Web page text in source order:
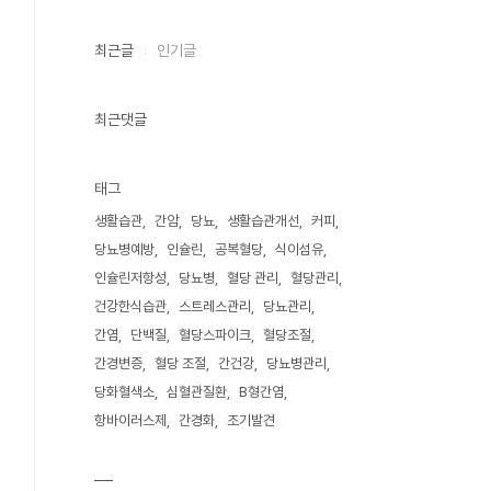
최근글 인기글
최근댓글
태그
생활습관 간암 당뇨 생활습관개선
커피
당뇨병예방
인슐린 공복혈당
식이섬유
인슐린저항성
당뇨병 혈당 관리
혈당관리
건강한식습관
스트레스관리
당뇨관리
간염
단백질 혈당스파이크
혈당조절
간경변증
혈당 조절 간건강
당뇨병관리
당화혈색소
심혈관질환
B형간염
항바이러스제
간경화 조기발견